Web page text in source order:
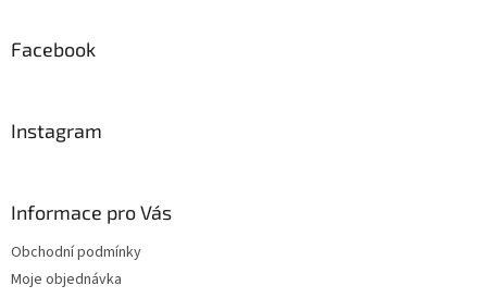
Facebook
Instagram
Informace pro Vás
Obchodní podmínky
Moje objednávka